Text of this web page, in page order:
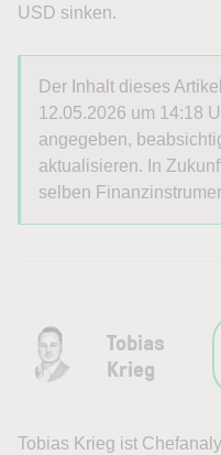
USD sinken.
Der Inhalt dieses
12.05.2026 um 14:18
angegeben,
aktualisieren. In
selben
Tobias
Krieg
Tobias Krieg ist